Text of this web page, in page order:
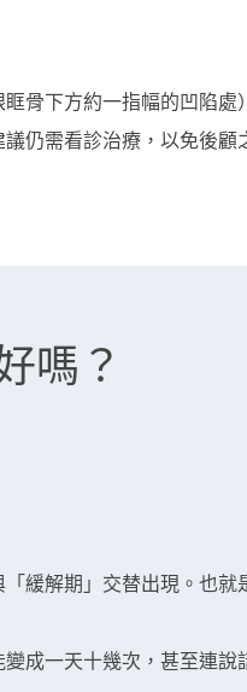
骨下方約一指幅的凹陷
仍需看診治療，以免後顧
嗎？
緩解期」交替出現。也
成一天十幾次，甚至連